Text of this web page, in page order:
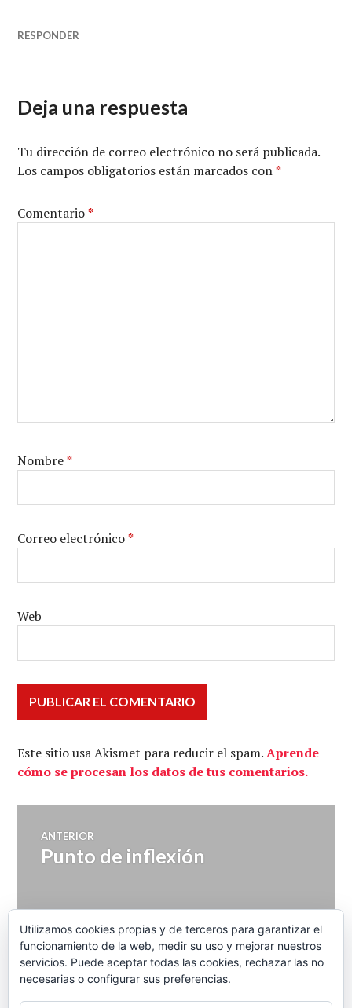
RESPONDER
Deja una respuesta
Tu dirección de correo electrónico no será publicada.
Los campos obligatorios están marcados con*
Comentario*
Nombre*
Correo electrónico*
Web
Este sitio usa Akismet para reducir el spam.Aprende
cómo se procesan los datos de tus comentarios.
Navegación
de
entradas
ANTERIOR
Entrada
Punto de inflexión
SIGUIENTE
Entrada
siguiente:
Polinomia 01-08-2012 Sin
democracia no hay futuro
Utilizamos cookies propias y de terceros para garantizar el
funcionamiento de la web, medir su uso y mejorar nuestros
servicios. Puede aceptar todas las cookies, rechazar las no
necesarias o configurar sus preferencias.